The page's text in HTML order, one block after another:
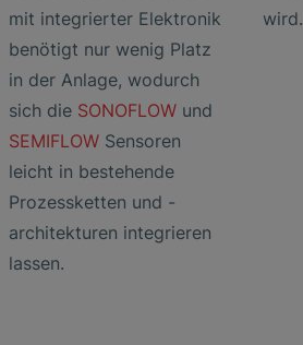
mit integrierter Elektronik
benötigt nur wenig Platz
in der Anlage, wodurch
sich die SONOFLOW und
SEMIFLOW Sensoren
leicht in bestehende
Prozessketten und -
architekturen integrieren
lassen.
wird.